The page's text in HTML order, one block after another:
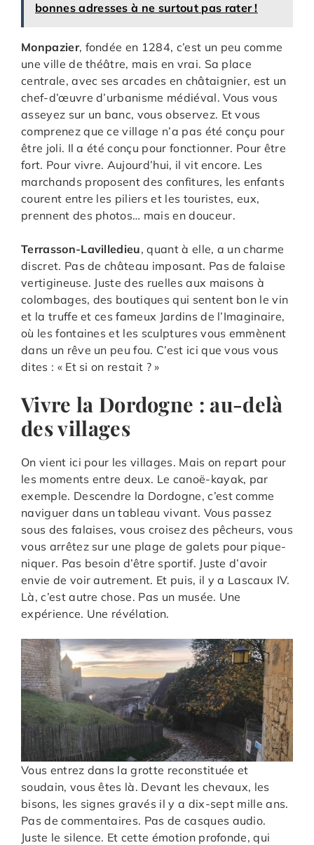
bonnes adresses à ne surtout pas rater !
Monpazier, fondée en 1284, c’est un peu comme
une ville de théâtre, mais en vrai. Sa place
centrale, avec ses arcades en châtaignier, est un
chef-d’œuvre d’urbanisme médiéval. Vous vous
asseyez sur un banc, vous observez. Et vous
comprenez que ce village n’a pas été conçu pour
être joli. Il a été conçu pour fonctionner. Pour être
fort. Pour vivre. Aujourd’hui, il vit encore. Les
marchands proposent des confitures, les enfants
courent entre les piliers et les touristes, eux,
prennent des photos… mais en douceur.
Terrasson-Lavilledieu, quant à elle, a un charme
discret. Pas de château imposant. Pas de falaise
vertigineuse. Juste des ruelles aux maisons à
colombages, des boutiques qui sentent bon le vin
et la truffe et ces fameux Jardins de l’Imaginaire,
où les fontaines et les sculptures vous emmènent
dans un rêve un peu fou. C’est ici que vous vous
dites : « Et si on restait ? »
Vivre la Dordogne : au-delà
des villages
On vient ici pour les villages. Mais on repart pour
les moments entre deux. Le canoë-kayak, par
exemple. Descendre la Dordogne, c’est comme
naviguer dans un tableau vivant. Vous passez
sous des falaises, vous croisez des pêcheurs, vous
vous arrêtez sur une plage de galets pour pique-
niquer. Pas besoin d’être sportif. Juste d’avoir
envie de voir autrement. Et puis, il y a Lascaux IV.
Là, c’est autre chose. Pas un musée. Une
expérience. Une révélation.
Vous entrez dans la grotte reconstituée et
soudain, vous êtes là. Devant les chevaux, les
bisons, les signes gravés il y a dix-sept mille ans.
Pas de commentaires. Pas de casques audio.
Juste le silence. Et cette émotion profonde, qui